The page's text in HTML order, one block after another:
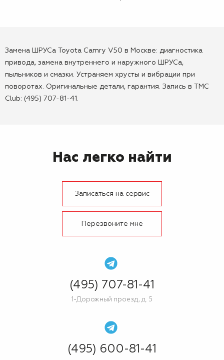
Замена ШРУСа Toyota Camry V50 в Москве: диагностика
привода, замена внутреннего и наружного ШРУСа,
пыльников и смазки. Устраняем хрусты и вибрации при
поворотах. Оригинальные детали, гарантия. Запись в TMC
Club: (495) 707-81-41.
Нас легко найти
Записаться на сервис
Перезвоните мне
(495) 707-81-41
1-Дорожный проезд, д. 5
(495) 600-81-41